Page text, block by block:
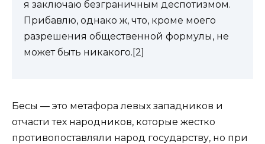
я заключаю безграничным деспотизмом.
Прибавлю, однако ж, что, кроме моего
разрешения общественной формулы, не
может быть никакого.[2]
Бесы — это метафора левых западников и
отчасти тех народников, которые жестко
противопоставляли народ государству, но при